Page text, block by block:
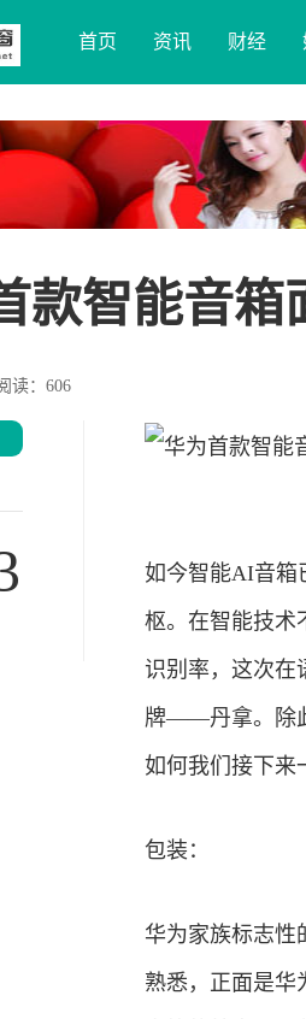
首页 资讯 财经
款智能音箱
读：606
如今智能AI音箱
枢。在智能技术
识别率，这次在
牌——丹拿。除
如何我们接下来
包装：
华为家族标志性
熟悉，正面是华